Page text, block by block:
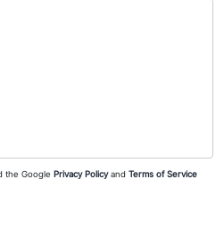
the Google Privacy Policyand Terms of Service